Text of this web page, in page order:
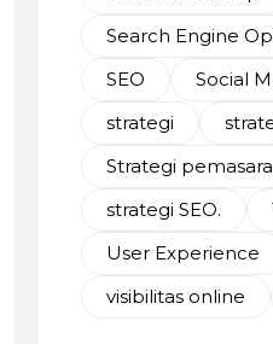
Search Engine
SEO
Social
strategi
Strategi
strategi SEO.
User Experience
visibilitas online